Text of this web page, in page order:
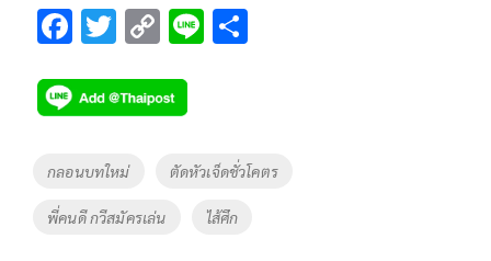
F
e
b
o
o
k
T
tt
er
C
p
y
Li
k
Li
Tags
กลอนบทใหม่ ตัดหัวเจ็ดชั่วโคตร
พี่คนดี กวีสมัครเล่น ไส้ศึก